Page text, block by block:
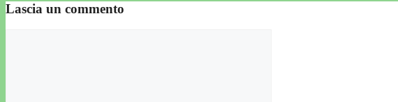
Lascia un commento